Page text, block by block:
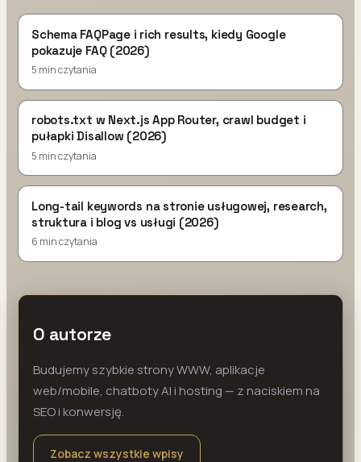
Schema FAQPage i rich results, kiedy Google
pokazuje FAQ (2026)
5 min czytania
robots.txt w Next.js App Router, crawl budget i
pułapki Disallow (2026)
5 min czytania
Long-tail keywords na stronie usługowej, research,
struktura i blog vs usługi (2026)
6 min czytania
O autorze
Budujemy szybkie strony WWW, aplikacje
web/mobile, chatboty AI i hosting — z naciskiem na
SEO i konwersję.
Zobacz wszystkie wpisy